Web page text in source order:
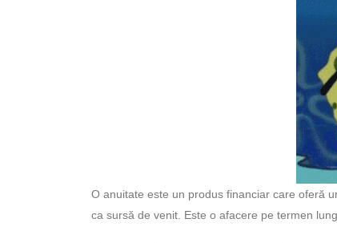
O anuitate este un produs financiar care oferă
ca sursă de venit. Este o afacere pe termen